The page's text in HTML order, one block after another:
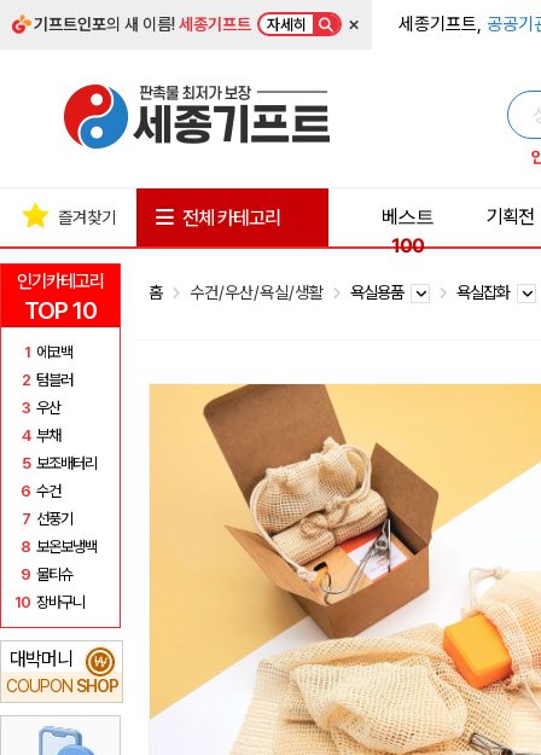
기프트인포의 새 이름!세종기프트 자세히 × 세종기프트, 공공기
인기카테고리
TOP 10
1 에코백
2 텀블러
3 우산
4 부채
5 보조배터리
6 수건
7 선풍기
8 보온보냉백
9 물티슈
10 장바구니
대박머니
COUPON SHOP
₩
즐겨찾기 전체 카테고리
베스트
100
기획전
홈 수건/우산/욕실/생활 욕실용품 욕실잡화